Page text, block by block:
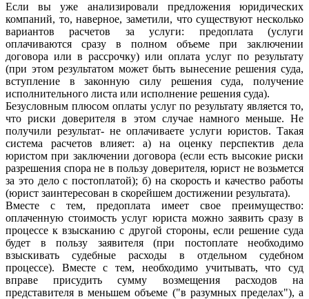
Если вы уже анализировали предложения юридических
компаний, то, наверное, заметили, что существуют несколько
вариантов расчетов за услуги: предоплата (услуги
оплачиваются сразу в полном объеме при заключении
договора или в рассрочку) или оплата услуг по результату
(при этом результатом может быть вынесение решения суда,
вступление в законную силу решения суда, получение
исполнительного листа или исполнение решения суда).
Безусловным плюсом оплаты услуг по результату является то,
что риски доверителя в этом случае намного меньше. Не
получили результат- не оплачиваете услуги юристов. Такая
система расчетов влияет: а) на оценку перспектив дела
юристом при заключении договора (если есть высокие риски
разрешения спора не в пользу доверителя, юрист не возьмется
за это дело с постоплатой); б) на скорость и качество работы
(юрист заинтересован в скорейшем достижении результата).
Вместе с тем, предоплата имеет свое преимущество:
оплаченную стоимость услуг юриста можно заявить сразу в
процессе к взысканию с другой стороны, если решение суда
будет в пользу заявителя (при постоплате необходимо
взыскивать судебные расходы в отдельном судебном
процессе). Вместе с тем, необходимо учитывать, что суд
вправе присудить сумму возмещения расходов на
представителя в меньшем объеме ("в разумных пределах"), а